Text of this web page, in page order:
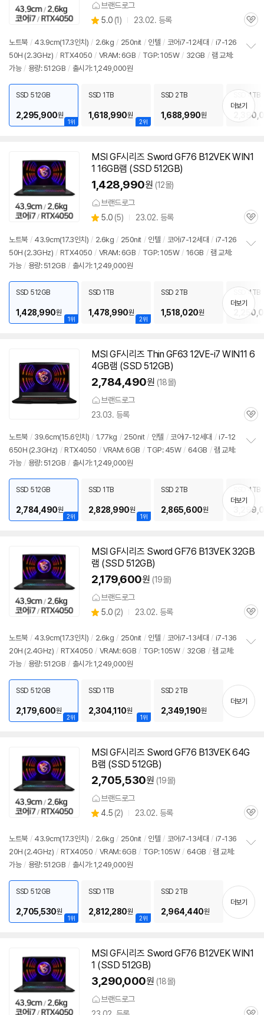
브랜드로그
별
점
5.0 (상
리
뷰
1) 23.02. 등록
관
노트북 / 43.9cm(17.3인치) / 2.6kg / 250nit / 인텔 / 코어i7-12세대 / i7-126
50H (2.3GHz) / RTX4050 / VRAM: 6GB / TGP: 105W / 32GB / 램 교체:
가능 / 용량: 512GB / 출시가: 1,249,000원
치
기
1위
SSD 512GB
2,295,900원
2위
SSD 1TB
1,618,990원
SSD 2TB
1,688,990원
SSD 4TB
더보기
MSI GF시리즈 Sword GF76 B12VEK WIN1
1 16GB램 (SSD 512GB)
1,428,990원 (12몰)
브랜드로그
별
점
5.0 (상
리
뷰
5) 23.02. 등록
관
노트북 / 43.9cm(17.3인치) / 2.6kg / 250nit / 인텔 / 코어i7-12세대 / i7-126
50H (2.3GHz) / RTX4050 / VRAM: 6GB / TGP: 105W / 16GB / 램 교체:
가능 / 용량: 512GB / 출시가: 1,249,000원
치
기
1위
SSD 512GB
1,428,990원
2위
SSD 1TB
1,478,990원
SSD 2TB
1,518,020원
SSD 4TB
더보기
MSI GF시리즈 Thin GF63 12VE-i7 WIN11 6
4GB램 (SSD 512GB)
2,784,490원 (18몰)
브랜드로그
23.03. 등록
관
노트북 / 39.6cm(15.6인치) / 1.77kg / 250nit / 인텔 / 코어i7-12세대 / i7-12
650H (2.3GHz) / RTX4050 / VRAM: 6GB / TGP: 45W / 64GB / 램 교체:
가능 / 용량: 512GB / 출시가: 1,249,000원
치
기
2위
SSD 512GB
2,784,490원
1위
SSD 1TB
2,828,990원
SSD 2TB
2,865,600원
SSD 4TB
더보기
MSI GF시리즈 Sword GF76 B13VEK 32GB
램 (SSD 512GB)
2,179,600원 (19몰)
브랜드로그
별
5.0 (상
리
뷰
2) 23.02. 등록
관
노트북 / 43.9cm(17.3인치) / 2.6kg / 250nit / 인텔 / 코어i7-13세대 / i7-136
20H (2.4GHz) / RTX4050 / VRAM: 6GB / TGP: 105W / 32GB / 램 교체:
가능 / 용량: 512GB / 출시가: 1,249,000원
기
2위
SSD 512GB
2,179,600원
1위
SSD 1TB
2,304,110원
SSD 2TB
2,349,190원
더보기
MSI GF시리즈 Sword GF76 B13VEK 64G
B램 (SSD 512GB)
2,705,530원 (19몰)
브랜드로그
별
4.5 (상
리
뷰
2) 23.02. 등록
관
노트북 / 43.9cm(17.3인치) / 2.6kg / 250nit / 인텔 / 코어i7-13세대 / i7-136
20H (2.4GHz) / RTX4050 / VRAM: 6GB / TGP: 105W / 64GB / 램 교체:
가능 / 용량: 512GB / 출시가: 1,249,000원
기
1위
SSD 512GB
2,705,530원
2위
SSD 1TB
2,812,280원
SSD 2TB
2,964,440원
더보기
MSI GF시리즈 Sword GF76 B12VEK WIN1
1 (SSD 512GB)
3,290,000원 (18몰)
브랜드로그